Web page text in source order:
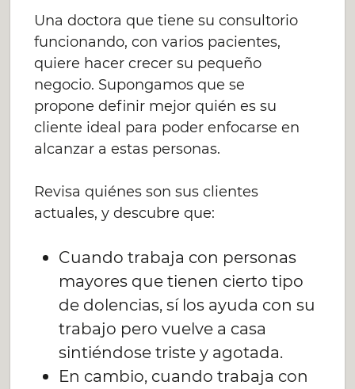
Una doctora que tiene su consultorio
funcionando, con varios pacientes,
quiere hacer crecer su pequeño
negocio. Supongamos que se
propone definir mejor quién es su
cliente ideal para poder enfocarse en
alcanzar a estas personas.
Revisa quiénes son sus clientes
actuales, y descubre que:
Cuando trabaja con personas
mayores que tienen cierto tipo
de dolencias, sí los ayuda con su
trabajo pero vuelve a casa
sintiéndose triste y agotada.
En cambio, cuando trabaja con